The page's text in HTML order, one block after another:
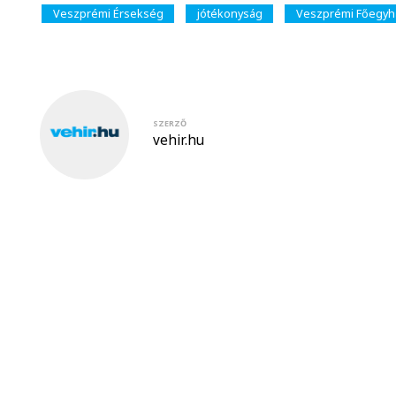
Veszprémi Érsekség jótékonyság Veszprémi
SZERZŐ
vehir.hu